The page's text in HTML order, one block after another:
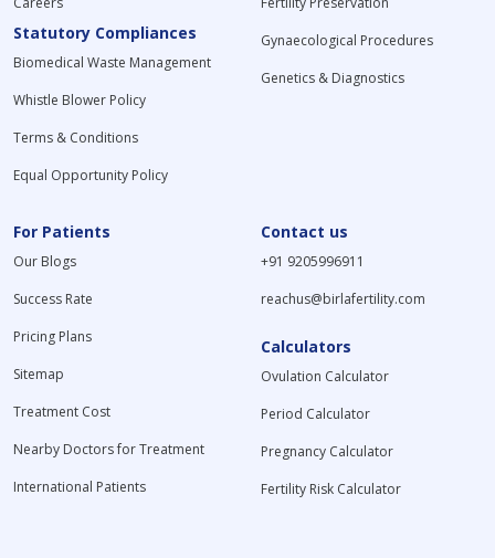
Statutory Compliances
Biomedical Waste Management
Whistle Blower Policy
Terms & Conditions
Equal Opportunity Policy
Gynaecological Procedures
Genetics & Diagnostics
For Patients
Our Blogs
Success Rate
Pricing Plans
Sitemap
Treatment Cost
Nearby Doctors for Treatment
International Patients
Contact us
+91 9205996911
reachus@birlafertility.com
Calculators
Ovulation Calculator
Period Calculator
Pregnancy Calculator
Fertility Risk Calculator